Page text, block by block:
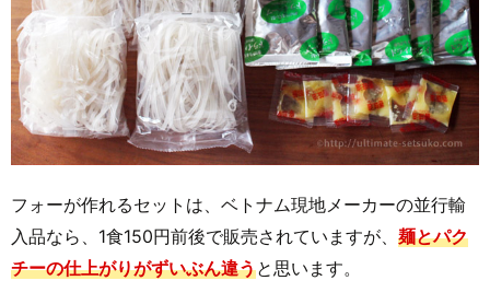
フォーが作れるセットは、ベトナム現地メーカーの並行輸
入品なら、1食150円前後で販売されていますが、 麺とパク
チーの仕上がりがずいぶん違うと思います。